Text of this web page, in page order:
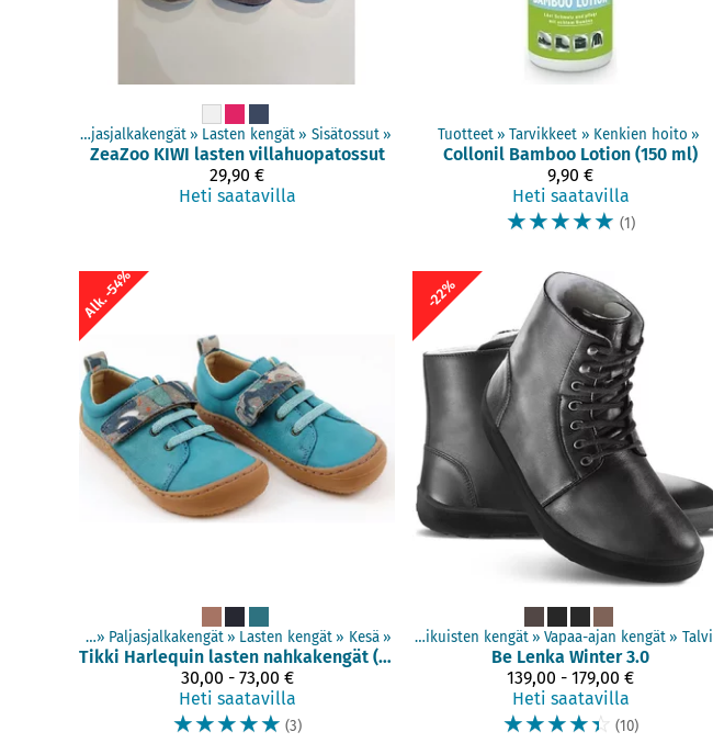
Paljasjalkakengät ‪» Lasten kengät ‪» Sisätossut ‪»
ZeaZoo KIWI lasten villahuopatossut
29,90 €
Heti saatavilla
Tuotteet ‪» Tarvikkeet ‪» Kenkien hoito ‪»
Collonil Bamboo Lotion (150 ml)
9,90 €
Heti saatavilla
☆☆☆☆☆ (1)
Alk. -54%
Tuotteet ‪» Paljasjalkakengät ‪» Lasten kengät ‪» Kesä ‪»
Tikki
Harlequin lasten nahkakengät (23-39)
30,00 - 73,00 €
Heti saatavilla
☆☆☆☆☆ (3)
-22%
Tuotteet‪» Paljasjalkakengät Aikuisten kengät ‪» Vapaa-ajan kengät ‪» Talvi
Be Lenka Winter 3.0
139,00 - 179,00 €
Heti saatavilla
☆☆☆☆☆ (10)